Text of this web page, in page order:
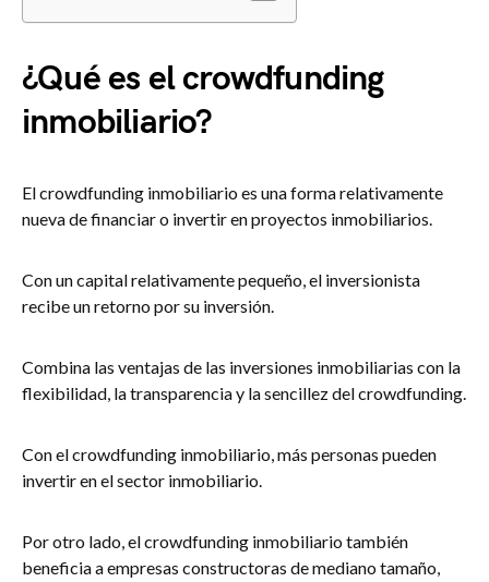
¿Qué es el crowdfunding
inmobiliario?
El crowdfunding inmobiliario es una forma relativamente
nueva de financiar o invertir en proyectos inmobiliarios.
Con un capital relativamente pequeño, el inversionista
recibe un retorno por su inversión.
Combina las ventajas de las inversiones inmobiliarias con la
flexibilidad, la transparencia y la sencillez del crowdfunding.
Con el crowdfunding inmobiliario, más personas pueden
invertir en el sector inmobiliario.
Por otro lado, el crowdfunding inmobiliario también
beneficia a empresas constructoras de mediano tamaño,